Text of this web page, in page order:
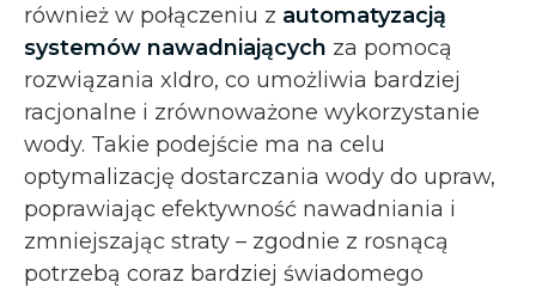
również w połączeniu z automatyzacją
systemów nawadniających za pomocą
rozwiązania xIdro, co umożliwia bardziej
racjonalne i zrównoważone wykorzystanie
wody. Takie podejście ma na celu
optymalizację dostarczania wody do upraw,
poprawiając efektywność nawadniania i
zmniejszając straty – zgodnie z rosnącą
potrzebą coraz bardziej świadomego